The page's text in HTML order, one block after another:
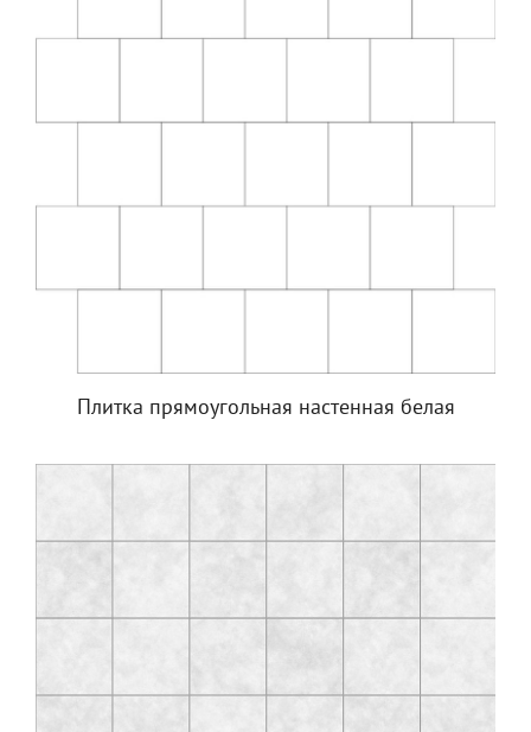
Плитка прямоугольная настенная белая